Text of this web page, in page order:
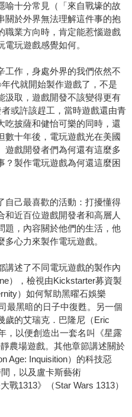
喻十分常見（「來自戰壕的故
關於外界無法理解這件事的抱
職業方向時，肯定能惹惱遊戲
玩遊戲感覺如何。
工作，身處外界的我們依然不
代就開始製作遊戲了，不是
汲取，遊戲開發不該變得更有
或許該趕工，當時遊戲還由青
吃披薩和健怡可樂的同時，還
數十年後，電玩遊戲光在美國
遊戲開發者們為何還有這麼多
？製作電玩遊戲為何還這麼困
自己最喜歡的活動：打擾懂得
和近百位遊戲開發者和高層人
題，內容關於他們的生活，他
心力來製作電玩遊戲。
講述了不同電玩遊戲的製作內
），檢視由Kickstarter募資製
）如何幫助黑曜石娛樂
最黑暗的日子中復甦。另一個
歲的艾瑞克．巴隆尼（Eric
，以便創造出一套名叫《星露
農場遊戲。其他章節講述關於
Age: Inquisition）的科技惡
，以及盧卡斯藝術
戰1313》（Star Wars 1313）